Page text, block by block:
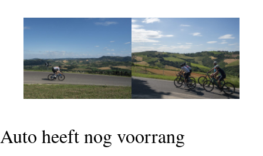
Auto heeft nog voorrang